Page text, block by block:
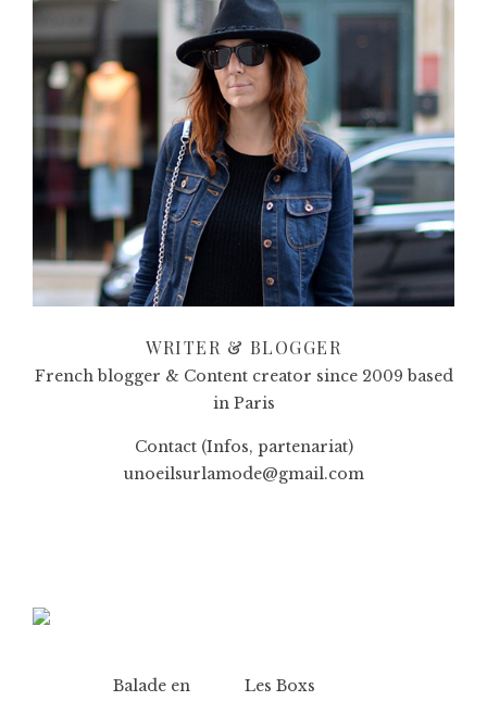
WRITER & BLOGGER
French blogger & Content creator since 2009 based
in Paris
Contact (Infos, partenariat)
unoeilsurlamode@gmail.com
Balade en
Les Boxs